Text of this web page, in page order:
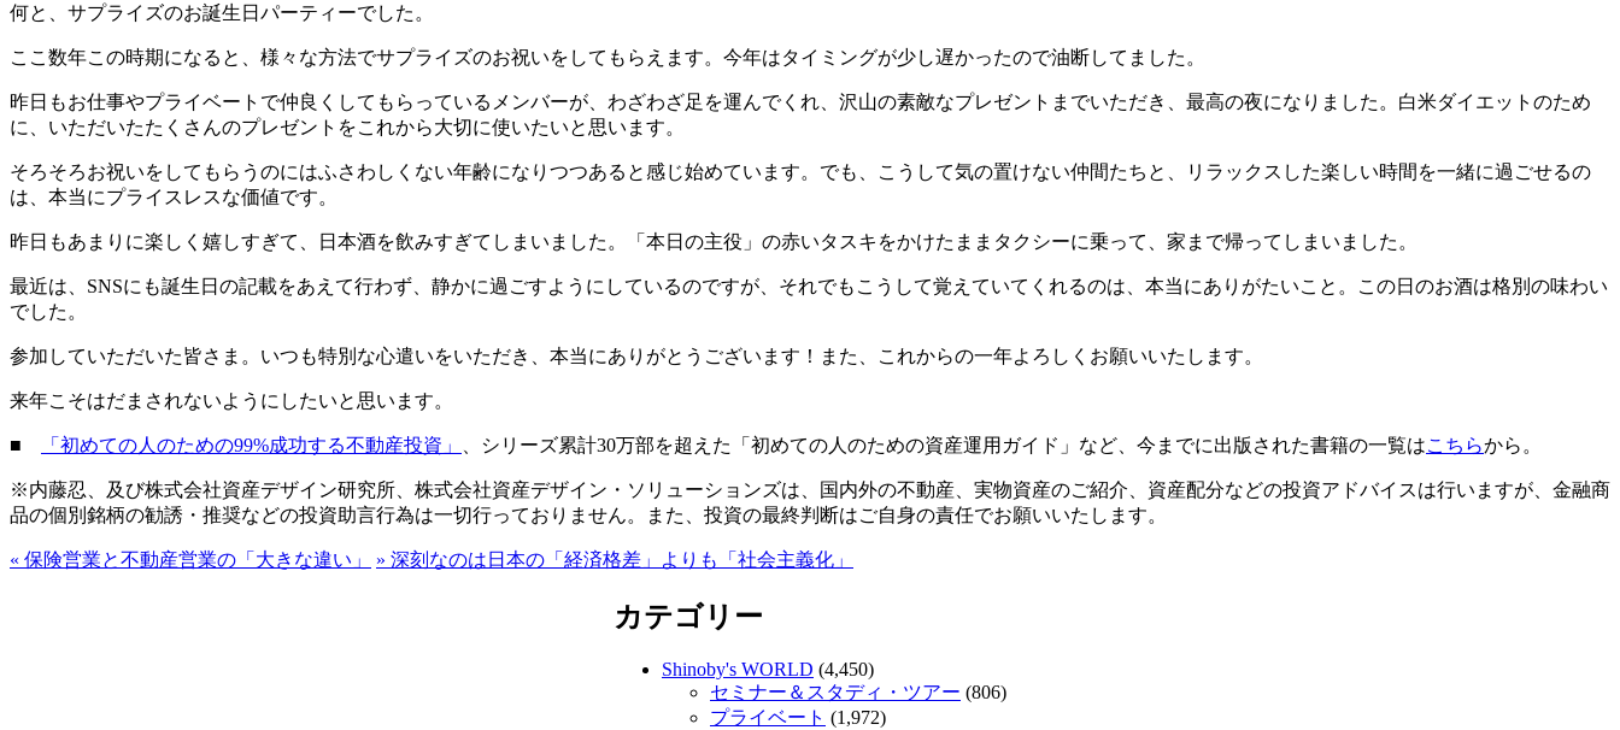
何と、サプライズのお誕生日パーティーでした。
ここ数年この時期になると、様々な方法でサプライズのお祝いをしてもらえます。今年はタイミングが少し遅かったので油断してました。
昨日もお仕事やプライベートで仲良くしてもらっているメンバーが、わざわざ足を運んでくれ、沢山の素敵なプレゼントまでいただき、最高の夜になりました。白米ダイエットのため
に、いただいたたくさんのプレゼントをこれから大切に使いたいと思います。
そろそろお祝いをしてもらうのにはふさわしくない年齢になりつつあると感じ始めています。でも、こうして気の置けない仲間たちと、リラックスした楽しい時間を一緒に過ごせるの
は、本当にプライスレスな価値です。
昨日もあまりに楽しく嬉しすぎて、日本酒を飲みすぎてしまいました。「本日の主役」の赤いタスキをかけたままタクシーに乗って、家まで帰ってしまいました。
最近は、SNSにも誕生日の記載をあえて行わず、静かに過ごすようにしているのですが、それでもこうして覚えていてくれるのは、本当にありがたいこと。この日のお酒は格別の味わい
でした。
参加していただいた皆さま。いつも特別な心遣いをいただき、本当にありがとうございます！また、これからの一年よろしくお願いいたします。
来年こそはだまされないようにしたいと思います。
■ 「初めての人のための99%成功する不動産投資」 、シリーズ累計30万部を超えた「初めての人のための資産運用ガイド」など、今までに出版された書籍の一覧はこちらから。
※内藤忍、及び株式会社資産デザイン研究所、株式会社資産デザイン・ソリューションズは、国内外の不動産、実物資産のご紹介、資産配分などの投資アドバイスは行いますが、金融商
品の個別銘柄の勧誘・推奨などの投資助言行為は一切行っておりません。また、投資の最終判断はご自身の責任でお願いいたします。
« 保険営業と不動産営業の「大きな違い」 » 深刻なのは日本の「経済格差」よりも「社会主義化」
カテゴリー
Shinoby's WORLD (4,450)
セミナー＆スタディ・ツアー (806)
プライベート (1,972)